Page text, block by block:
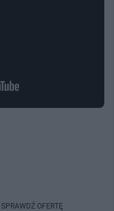
SPRAWDŹ OFERTĘ